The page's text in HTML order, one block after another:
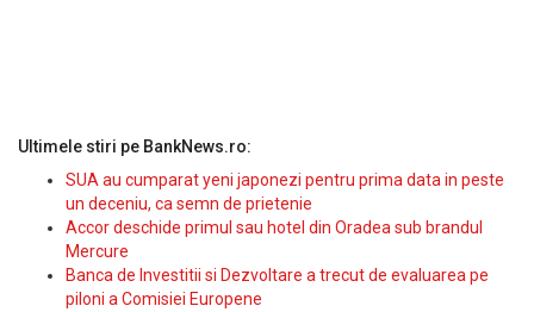
Ultimele stiri pe BankNews.ro:
SUA au cumparat yeni japonezi pentru prima data in peste
un deceniu, ca semn de prietenie
Accor deschide primul sau hotel din Oradea sub brandul
Mercure
Banca de Investitii si Dezvoltare a trecut de evaluarea pe
piloni a Comisiei Europene